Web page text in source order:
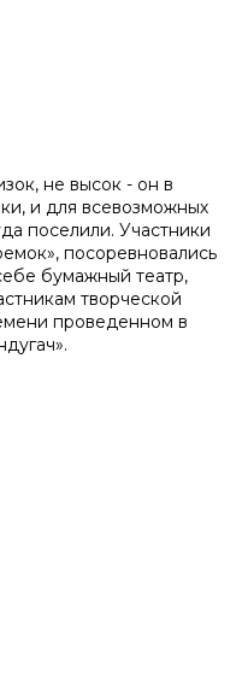
не высок - он в
и для всевозможных
поселили. Участники
посоревновались
бумажный театр,
творческой
проведенном в